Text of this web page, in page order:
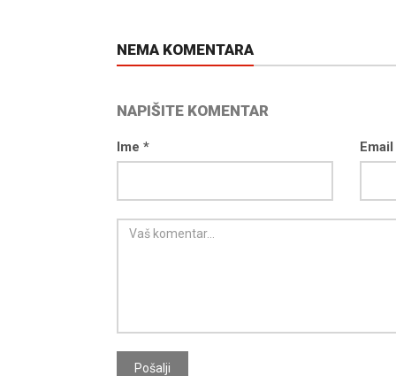
NEMA KOMENTARA
NAPIŠITE KOMENTAR
Ime *
Pošalji